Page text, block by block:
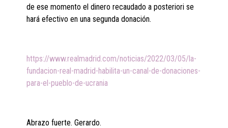
de ese momento el dinero recaudado a posteriori se
hará efectivo en una segunda donación.
https://www.realmadrid.com/noticias/2022/03/05/la-
fundacion-real-madrid-habilita-un-canal-de-donaciones-
para-el-pueblo-de-ucrania
Abrazo fuerte. Gerardo.